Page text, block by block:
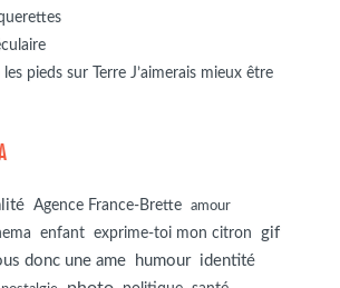
les pieds sur Terre J’aimerais mieux être
Agence France-Brette amour
enfant exprime-toi mon citron
gif
donc une ame
humour identité